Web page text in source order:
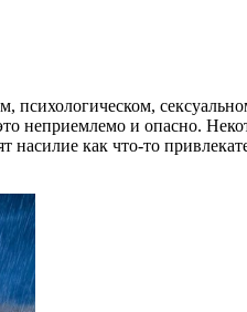
психологическом,
неприемлемо и опасно.
как что-то